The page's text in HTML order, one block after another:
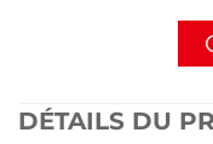
DÉTAILS DU